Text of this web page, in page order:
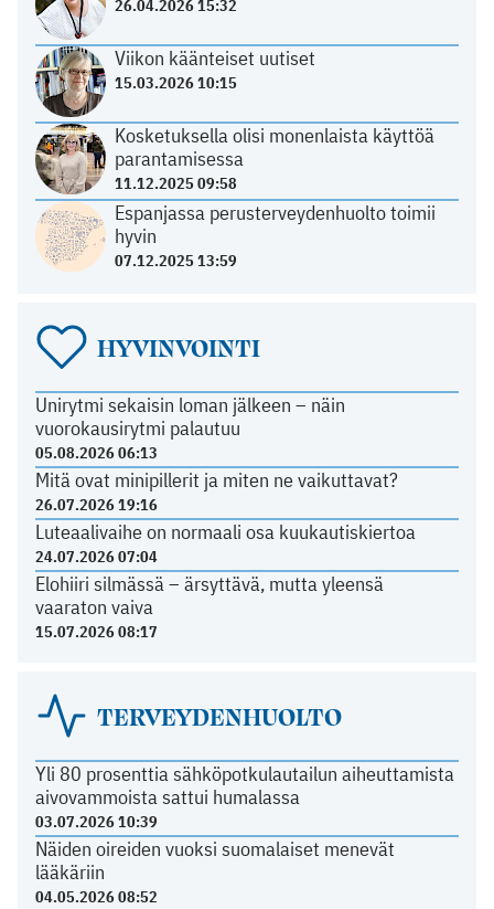
26.04.2026 15:32
Viikon käänteiset uutiset
15.03.2026 10:15
Kosketuksella olisi monenlaista käyttöä
parantamisessa
11.12.2025 09:58
Espanjassa perusterveydenhuolto toimii
hyvin
07.12.2025 13:59
HYVINVOINTI
Unirytmi sekaisin loman jälkeen – näin
vuorokausirytmi palautuu
05.08.2026 06:13
Mitä ovat minipillerit ja miten ne vaikuttavat?
26.07.2026 19:16
Luteaalivaihe on normaali osa kuukautiskiertoa
24.07.2026 07:04
Elohiiri silmässä – ärsyttävä, mutta yleensä
vaaraton vaiva
15.07.2026 08:17
TERVEYDENHUOLTO
Yli 80 prosenttia sähköpotkulautailun aiheuttamista
aivovammoista sattui humalassa
03.07.2026 10:39
Näiden oireiden vuoksi suomalaiset menevät
lääkäriin
04.05.2026 08:52